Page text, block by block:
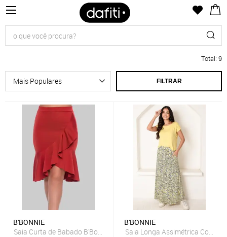
Total: 9
FILTRAR
B'BONNIE
Saia Curta de Babado B'Bonnie Leonora Terra
B'BONNIE
Saia Longa Assimétrica Com